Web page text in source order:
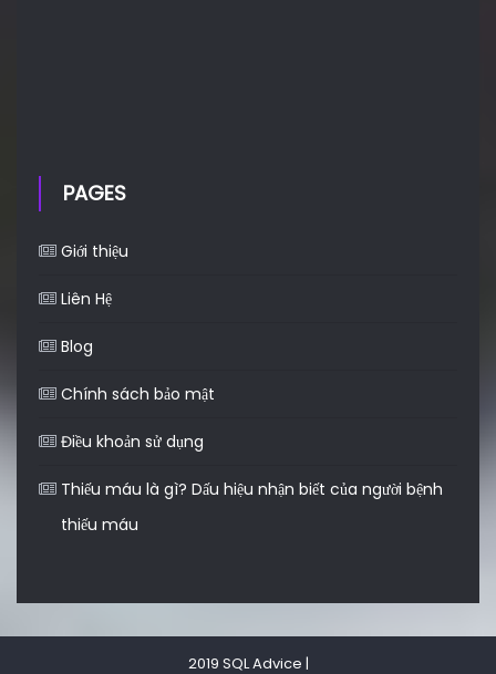
PAGES
Giới thiệu
Liên Hệ
Blog
Chính sách bảo mật
Điều khoản sử dụng
Thiếu máu là gì? Dấu hiệu nhận biết của người bệnh
thiếu máu
2019 SQL Advice |